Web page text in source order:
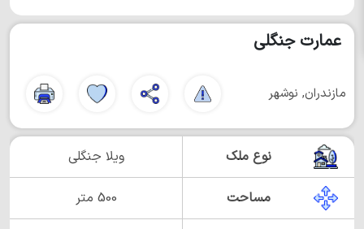
عمارت جنگلی
مازندران, نوشهر
نوع ملک ویلا جنگلی
مساحت 500 متر